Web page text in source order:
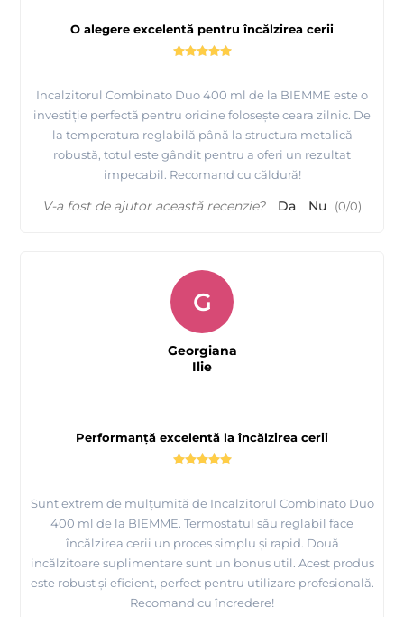
O alegere excelentă pentru încălzirea cerii
Incalzitorul Combinato Duo 400 ml de la BIEMME este o
investiție perfectă pentru oricine folosește ceara zilnic. De
la temperatura reglabilă până la structura metalică
robustă, totul este gândit pentru a oferi un rezultat
impecabil. Recomand cu căldură!
V-a fost de ajutor această recenzie? Da Nu (0/0)
Performanță excelentă la încălzirea cerii
Sunt extrem de mulțumită de Incalzitorul Combinato Duo
400 ml de la BIEMME. Termostatul său reglabil face
încălzirea cerii un proces simplu și rapid. Două
incălzitoare suplimentare sunt un bonus util. Acest produs
este robust și eficient, perfect pentru utilizare profesională.
Recomand cu încredere!
G
Georgiana
Ilie